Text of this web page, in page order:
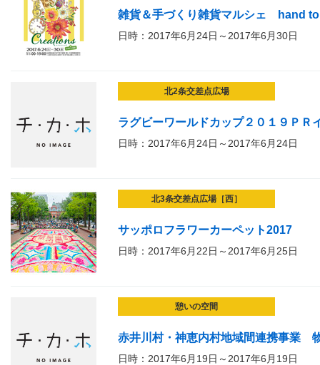
雑貨＆手づくり雑貨マルシェ hand
日時：2017年6月24日～2017年6月30日
北2条交差点広場
ラグビーワールドカップ２０１９ＰＲ
日時：2017年6月24日～2017年6月24日
北3条交差点広場［西］
サッポロフラワーカーペット2017
日時：2017年6月22日～2017年6月25日
憩いの空間
赤井川村・神恵内村地域間連携事業
日時：2017年6月19日～2017年6月19日